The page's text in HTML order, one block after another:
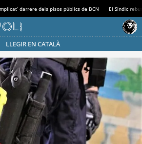
darrere dels pisos públics de BCN El Síndic
LLEGIR EN CATALÀ
al mode estalvi